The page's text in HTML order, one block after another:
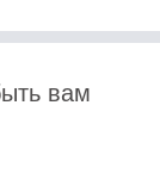
вам